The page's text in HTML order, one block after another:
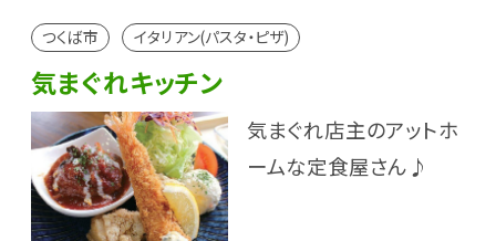
つくば市 イタリアン(パスタ・ピザ)
気まぐれキッチン
気まぐれ店主のアットホ
ームな定食屋さん♪